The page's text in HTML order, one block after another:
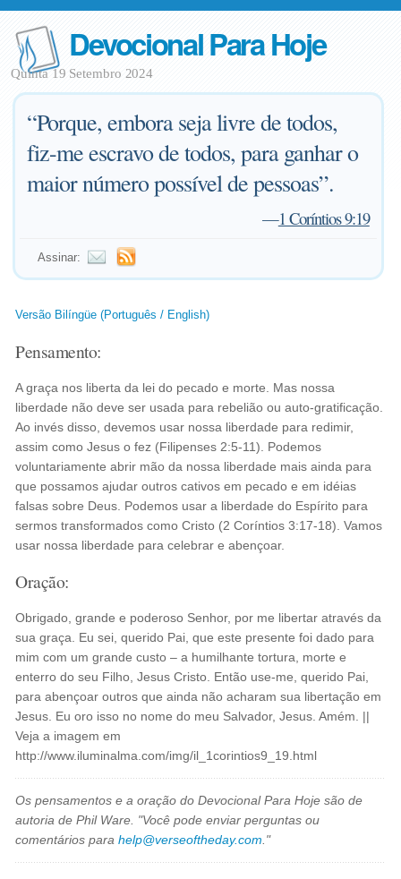
Devocional Para Hoje
Quinta 19 Setembro 2024
“Porque, embora seja livre de todos,
fiz-me escravo de todos, para ganhar o
maior número possível de pessoas”.
—1 Coríntios 9:19
Assinar:
Versão Bilíngüe (Português / English)
Pensamento:
A graça nos liberta da lei do pecado e morte. Mas nossa
liberdade não deve ser usada para rebelião ou auto-gratificação.
Ao invés disso, devemos usar nossa liberdade para redimir,
assim como Jesus o fez (Filipenses 2:5-11). Podemos
voluntariamente abrir mão da nossa liberdade mais ainda para
que possamos ajudar outros cativos em pecado e em idéias
falsas sobre Deus. Podemos usar a liberdade do Espírito para
sermos transformados como Cristo (2 Coríntios 3:17-18). Vamos
usar nossa liberdade para celebrar e abençoar.
Oração:
Obrigado, grande e poderoso Senhor, por me libertar através da
sua graça. Eu sei, querido Pai, que este presente foi dado para
mim com um grande custo – a humilhante tortura, morte e
enterro do seu Filho, Jesus Cristo. Então use-me, querido Pai,
para abençoar outros que ainda não acharam sua libertação em
Jesus. Eu oro isso no nome do meu Salvador, Jesus. Amém. ||
Veja a imagem em
http://www.iluminalma.com/img/il_1corintios9_19.html
Os pensamentos e a oração do Devocional Para Hoje são de
autoria de Phil Ware. "Você pode enviar perguntas ou
comentários parahelp@verseoftheday.com ."